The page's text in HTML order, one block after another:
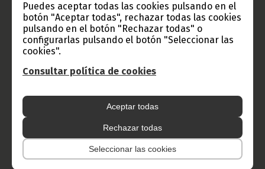
Puedes aceptar todas las cookies pulsando en el
botón "Aceptar todas", rechazar todas las cookies
pulsando en el botón "Rechazar todas" o
configurarlas pulsando el botón "Seleccionar las
cookies".
Consultar política de cookies
Aceptar todas
Rechazar todas
Seleccionar las cookies
Radio Nacional de Guinea
Ecuatorial
Haz click aquí para escuchar ahora
CATEGORÍAS
Noticias Gobierno
Presidencia